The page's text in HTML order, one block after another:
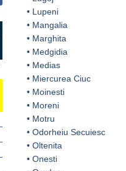
• Lupeni
• Mangalia
• Marghita
• Medgidia
• Medias
• Miercurea Ciuc
• Moinesti
• Moreni
• Motru
• Odorheiu Secuiesc
• Oltenita
• Onesti